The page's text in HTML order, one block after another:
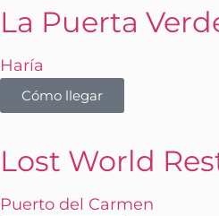
La Puerta
Haría
Cómo llegar
Lost World
Puerto del Carmen